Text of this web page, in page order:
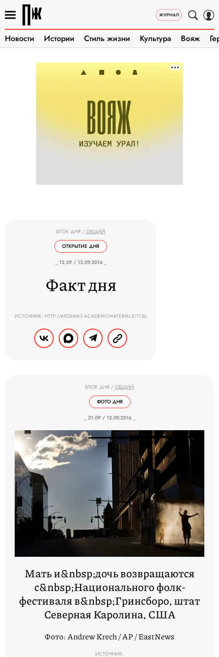
Новости Истории Стиль жизни Культура Вояж
БЛОК ДНЯ / ОБЩИЙ
ОТКРЫТИЕ ДНЯ
_ 12.39 / 13.09.2016 _
Факт дня
ИСТОЧНИК: HTTP://ARZAMAS.ACADEMY/MATERIALS/1136
БЛОК ДНЯ / ОБЩИЙ
ФОТО ДНЯ
_ 21.09 / 12.09.2016 _
Мать и&nbsp;дочь возвращаются
с&nbsp;Национального фолк-
фестиваля в&nbsp;Гринсборо, штат
Северная Каролина, США
Фото: Andrew Krech / AP / EastNews
ИСТОЧНИК: